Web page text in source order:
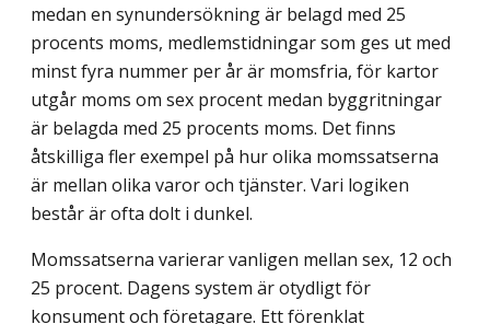
medan en synundersökning är belagd med 25
procents moms, medlems­tidningar som ges ut med
minst fyra nummer per år är momsfria, för kartor
utgår moms om sex procent medan byggritningar
är belagda med 25 procents moms. Det finns
åtskilliga fler exempel på hur olika momssatserna
är mellan olika varor och tjänster. Vari logiken
består är ofta dolt i dunkel.
Momssatserna varierar vanligen mellan sex, 12 och
25 procent. Dagens system är otydligt för
konsument och företagare. Ett förenklat